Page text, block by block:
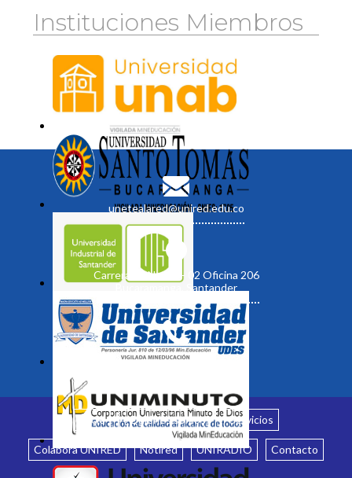
Instituciones Miembros
unetealared@unired.edu.co
Carrera 19 No. 35 - 02 Oficina 206
Bucaramanga, Santander
Inicio ¿Quiénes somos? Servicios
Colabora UNIRED Notired UNIRADIO Contacto